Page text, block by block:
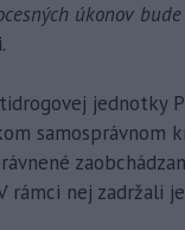
úkonov
jednotky
samosprávnom
rámci nej zadržali